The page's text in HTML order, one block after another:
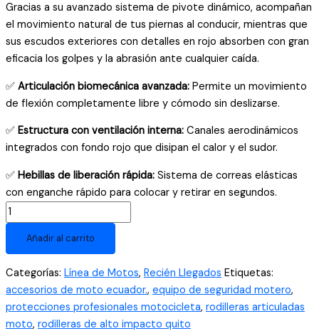
Gracias a su avanzado sistema de pivote dinámico, acompañan
el movimiento natural de tus piernas al conducir, mientras que
sus escudos exteriores con detalles en rojo absorben con gran
eficacia los golpes y la abrasión ante cualquier caída.
✅ Articulación biomecánica avanzada: Permite un movimiento
de flexión completamente libre y cómodo sin deslizarse.
✅ Estructura con ventilación interna: Canales aerodinámicos
integrados con fondo rojo que disipan el calor y el sudor.
✅ Hebillas de liberación rápida: Sistema de correas elásticas
con enganche rápido para colocar y retirar en segundos.
Rodilleras
Articuladas
de
Alto
Impacto
–
Añadir al carrito
Categorías: Línea de Motos, Recién Llegados Etiquetas:
accesorios de moto ecuador., equipo de seguridad motero,
protecciones profesionales motocicleta, rodilleras articuladas
moto, rodilleras de alto impacto quito